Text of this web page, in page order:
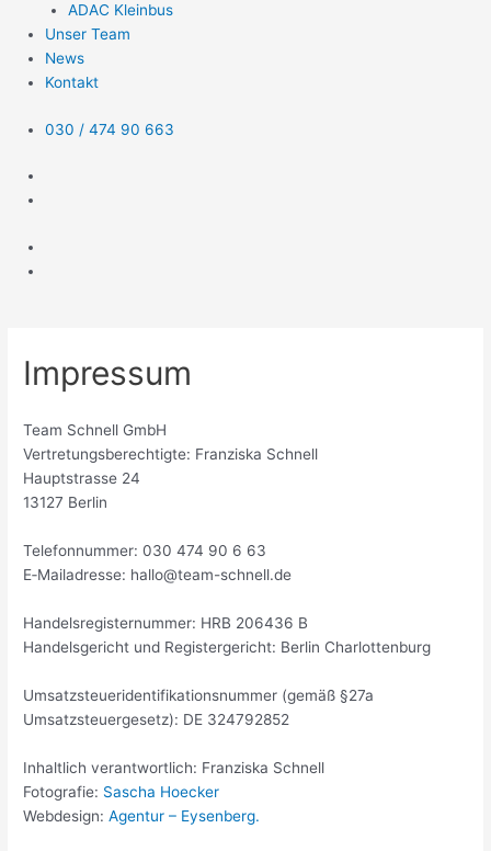
ADAC Kleinbus
Unser Team
News
Kontakt
030 / 474 90 663
Impressum
Team Schnell GmbH
Vertretungsberechtigte: Franziska Schnell
Hauptstrasse 24
13127 Berlin
Telefonnummer: 030 474 90 6 63
E‑Mailadresse: hallo@team-schnell.de
Handelsregisternummer: HRB 206436 B
Handelsgericht und Registergericht: Berlin Charlottenburg
Umsatzsteueridentifikationsnummer (gemäß §27a
Umsatzsteuergesetz): DE 324792852
Inhaltlich verantwortlich: Franziska Schnell
Fotografie: Sascha Hoecker
Webdesign:Agentur – Eysenberg.